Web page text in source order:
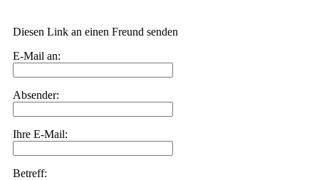
Diesen Link an einen Freund senden
E-Mail an:
Absender:
Ihre E-Mail:
Betreff: